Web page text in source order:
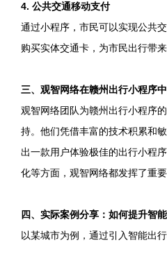
4. 公共交通移动支付
通过小程序，市民可以实现公共
购买实体交通卡，为市民出行带来
三、观智网络在赣州出行小程序
观智网络团队为赣州出行小程序
持。他们凭借丰富的技术积累和
出一款用户体验极佳的出行小程
化等方面，观智网络都发挥了重要
四、实际案例分享：如何提升智
以某城市为例，通过引入智能出